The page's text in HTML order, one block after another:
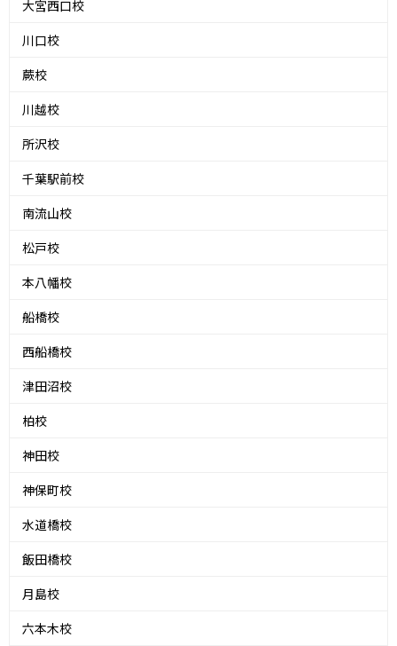
大宮西口校
川口校
蕨校
川越校
所沢校
千葉駅前校
南流山校
松戸校
本八幡校
船橋校
西船橋校
津田沼校
柏校
神田校
神保町校
水道橋校
飯田橋校
月島校
六本木校